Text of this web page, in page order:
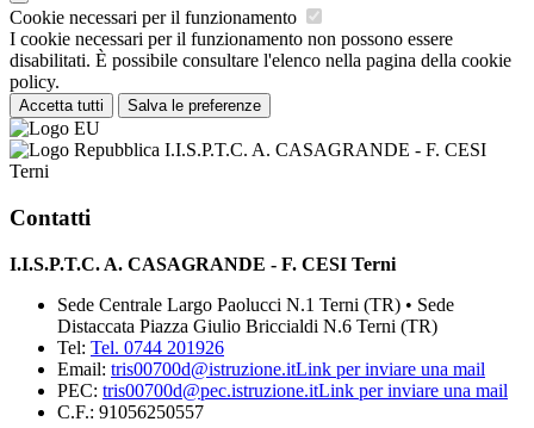
Cookie necessari per il funzionamento
I cookie necessari per il funzionamento non possono essere
disabilitati. È possibile consultare l'elenco nella pagina della cookie
policy.
Accetta tutti Salva le preferenze
I.I.S.P.T.C. A. CASAGRANDE - F. CESI
Terni
Contatti
I.I.S.P.T.C. A. CASAGRANDE - F. CESI Terni
Sede Centrale Largo Paolucci N.1 Terni (TR) • Sede
Distaccata Piazza Giulio Briccialdi N.6 Terni (TR)
Tel: Tel. 0744 201926
Email: tris00700d@istruzione.itLink per inviare una mail
PEC: tris00700d@pec.istruzione.itLink per inviare una mail
C.F.: 91056250557